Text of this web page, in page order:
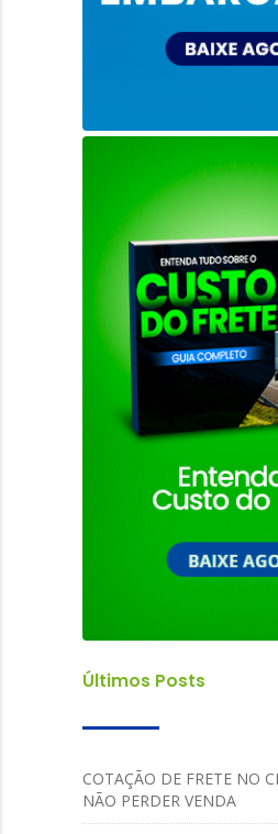
Últimos Posts
COTAÇÃO DE FRETE NO
NÃO PERDER VENDA